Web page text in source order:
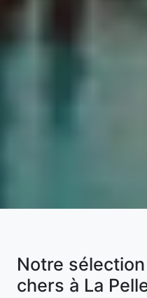
Notre
chers à La